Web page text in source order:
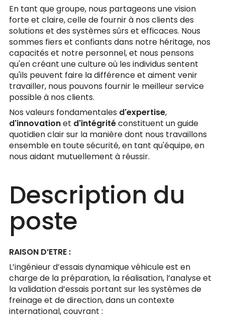
En tant que groupe, nous partageons une vision
forte et claire, celle de fournir à nos clients des
solutions et des systèmes sûrs et efficaces. Nous
sommes fiers et confiants dans notre héritage, nos
capacités et notre personnel, et nous pensons
qu'en créant une culture où les individus sentent
qu'ils peuvent faire la différence et aiment venir
travailler, nous pouvons fournir le meilleur service
possible à nos clients.
Nos valeurs fondamentales d'expertise,
d'innovationet d'intégritéconstituent un guide
quotidien clair sur la manière dont nous travaillons
ensemble en toute sécurité, en tant qu'équipe, en
nous aidant mutuellement à réussir.
Description du
poste
RAISON D’ETRE :
L’ingénieur d’essais dynamique véhicule est en
charge de la préparation, la réalisation, l’analyse et
la validation d’essais portant sur les systèmes de
freinage et de direction, dans un contexte
international, couvrant :